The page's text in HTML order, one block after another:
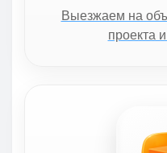
Выезжаем на
проекта